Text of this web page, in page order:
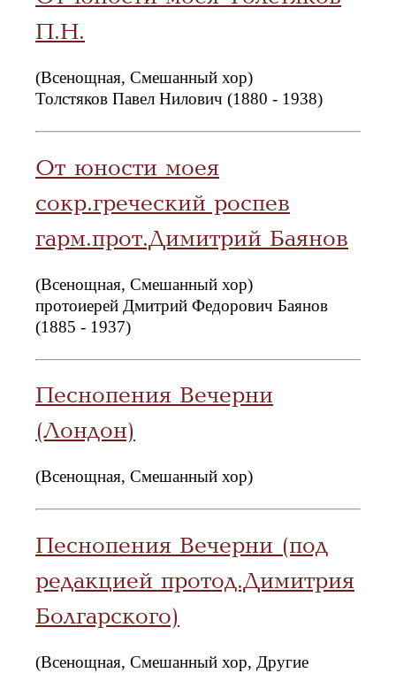
П.Н.
(Всенощная, Смешанный хор)
Толстяков Павел Нилович (1880 - 1938)
От юности моея
сокр.греческий роспев
гарм.прот.Димитрий Баянов
(Всенощная, Смешанный хор)
протоиерей Дмитрий Федорович Баянов
(1885 - 1937)
Песнопения Вечерни
(Лондон)
(Всенощная, Смешанный хор)
Песнопения Вечерни (под
редакцией протод.Димитрия
Болгарского)
(Всенощная, Смешанный хор, Другие